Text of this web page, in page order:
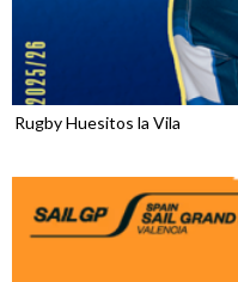
Rugby Huesitos la Vila